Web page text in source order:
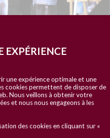
EXPÉRIENCE
une expérience optimale et une
cookies permettent de disposer de
Nous veillons à obtenir votre
et nous nous engageons à les
des cookies en cliquant sur «